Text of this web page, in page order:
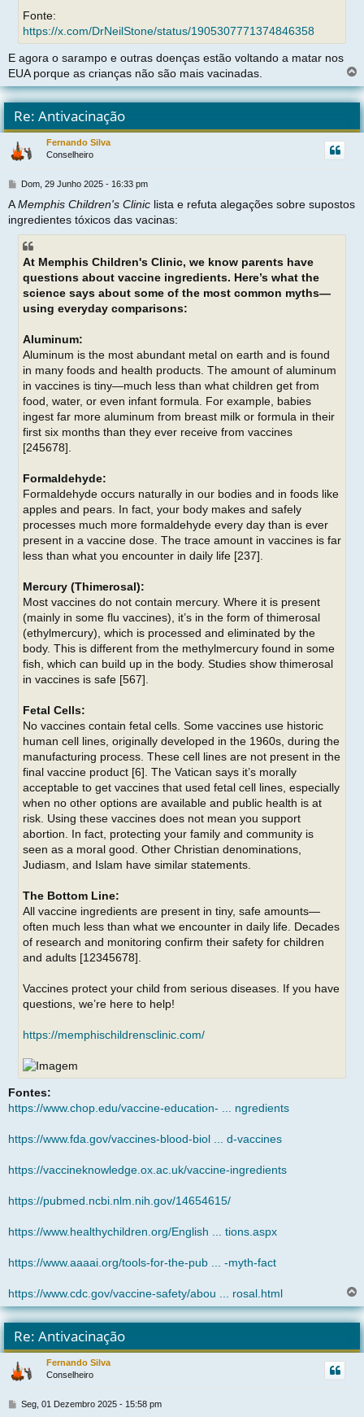
Fonte:
https://x.com/DrNeilStone/status/1905307771374846358
E agora o sarampo e outras doenças estão voltando a matar nos
EUA porque as crianças não são mais vacinadas.
o
t
r
Re: Antivacinação
Fernando Silva
Conselheiro
M
n
s
m
Dom, 29 Junho 2025 - 16:33 pm
AMemphis Children's Clinic lista e refuta alegações sobre supostos
ingredientes tóxicos das vacinas:
At Memphis Children's Clinic, we know parents have
questions about vaccine ingredients. Here’s what the
science says about some of the most common myths—
using everyday comparisons:
Aluminum:
Aluminum is the most abundant metal on earth and is found
in many foods and health products. The amount of aluminum
in vaccines is tiny—much less than what children get from
food, water, or even infant formula. For example, babies
ingest far more aluminum from breast milk or formula in their
first six months than they ever receive from vaccines
[245678].
Formaldehyde:
Formaldehyde occurs naturally in our bodies and in foods like
apples and pears. In fact, your body makes and safely
processes much more formaldehyde every day than is ever
present in a vaccine dose. The trace amount in vaccines is far
less than what you encounter in daily life [237].
Mercury (Thimerosal):
Most vaccines do not contain mercury. Where it is present
(mainly in some flu vaccines), it’s in the form of thimerosal
(ethylmercury), which is processed and eliminated by the
body. This is different from the methylmercury found in some
fish, which can build up in the body. Studies show thimerosal
in vaccines is safe [567].
Fetal Cells:
No vaccines contain fetal cells. Some vaccines use historic
human cell lines, originally developed in the 1960s, during the
manufacturing process. These cell lines are not present in the
final vaccine product [6]. The Vatican says it’s morally
acceptable to get vaccines that used fetal cell lines, especially
when no other options are available and public health is at
risk. Using these vaccines does not mean you support
abortion. In fact, protecting your family and community is
seen as a moral good. Other Christian denominations,
Judiasm, and Islam have similar statements.
The Bottom Line:
All vaccine ingredients are present in tiny, safe amounts—
often much less than what we encounter in daily life. Decades
of research and monitoring confirm their safety for children
and adults [12345678].
Vaccines protect your child from serious diseases. If you have
questions, we’re here to help!
https://memphischildrensclinic.com/
Fontes:
https://www.chop.edu/vaccine-education- ... ngredients
https://www.fda.gov/vaccines-blood-biol ... d-vaccines
https://vaccineknowledge.ox.ac.uk/vaccine-ingredients
https://pubmed.ncbi.nlm.nih.gov/14654615/
https://www.healthychildren.org/English ... tions.aspx
https://www.aaaai.org/tools-for-the-pub ... -myth-fact
https://www.cdc.gov/vaccine-safety/abou ... rosal.html
o
t
Re: Antivacinação
Fernando Silva
Conselheiro
M
Seg, 01 Dezembro 2025 - 15:58 pm